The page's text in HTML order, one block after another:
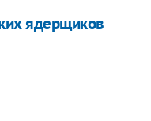
ядерщиков